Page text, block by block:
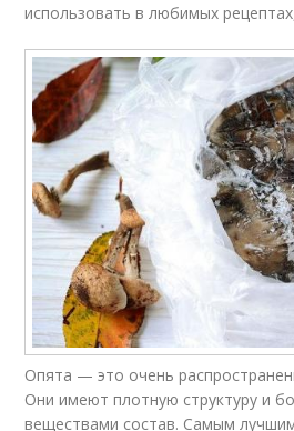
использовать в любимых
Опята — это очень
Они имеют плотную структуру и
веществами состав. Самым